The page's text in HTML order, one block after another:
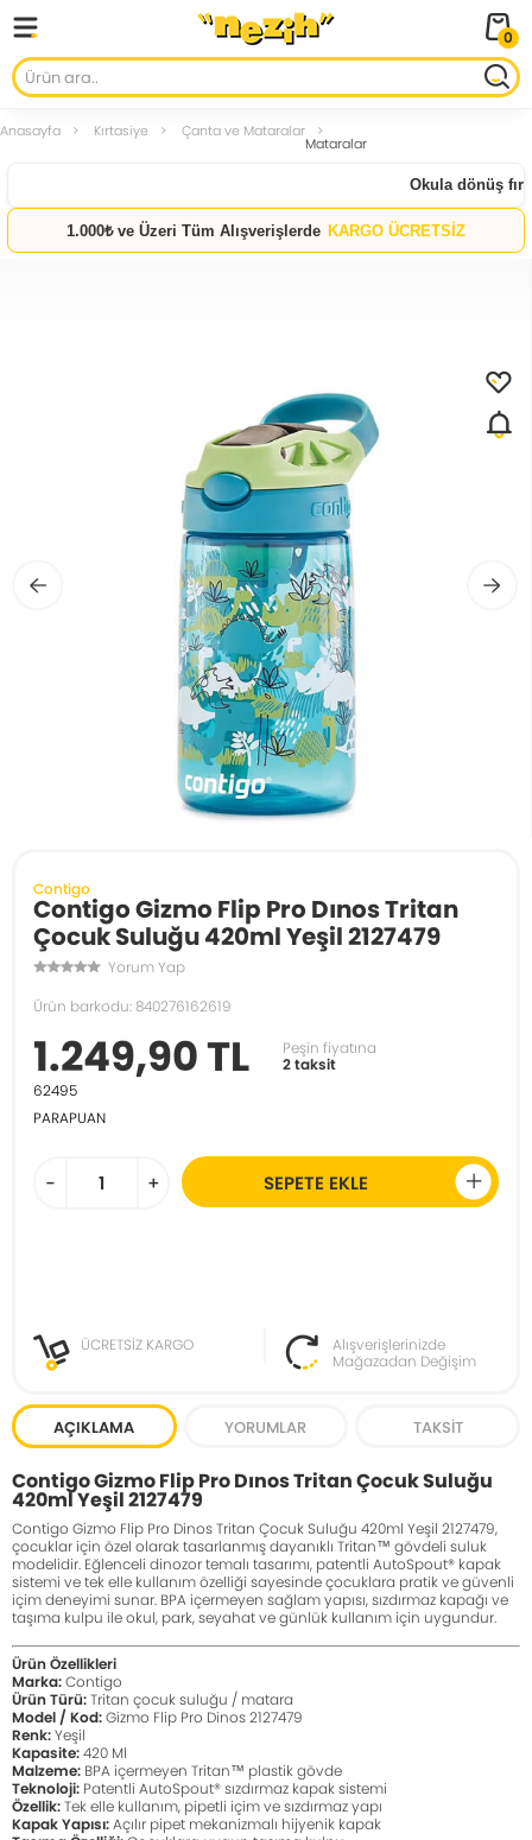
0
Anasayfa Kırtasiye Çanta ve Mataralar
Mataralar
Okula dönüş
1.000₺ ve Üzeri Tüm Alışverişlerde KARGO ÜCRETSİZ
Contigo
Contigo Gizmo Flip Pro Dınos Tritan
Çocuk Suluğu 420ml Yeşil 2127479
Yorum Yap
Ürün barkodu: 840276162619
1.249,90 TL
Peşin fiyatına
2 taksit
62495
PARAPUAN
- + SEPETE EKLE
ÜCRETSİZ KARGO
Alışverişlerinizde
Mağazadan Değişim
AÇIKLAMA YORUMLAR TAKSIT
Contigo Gizmo Flip Pro Dınos Tritan Çocuk Suluğu
420ml Yeşil 2127479
Contigo Gizmo Flip Pro Dinos Tritan Çocuk Suluğu 420ml Yeşil 2127479,
çocuklar için özel olarak tasarlanmış dayanıklı Tritan™ gövdeli suluk
modelidir. Eğlenceli dinozor temalı tasarımı, patentli AutoSpout® kapak
sistemi ve tek elle kullanım özelliği sayesinde çocuklara pratik ve güvenli
içim deneyimi sunar. BPA içermeyen sağlam yapısı, sızdırmaz kapağı ve
taşıma kulpu ile okul, park, seyahat ve günlük kullanım için uygundur.
Ürün Özellikleri
Marka:Contigo
Ürün Türü:Tritan çocuk suluğu / matara
Model / Kod:Gizmo Flip Pro Dinos 2127479
Renk:Yeşil
Kapasite:420 Ml
Malzeme: BPA içermeyen Tritan™ plastik gövde
Teknoloji: Patentli AutoSpout® sızdırmaz kapak sistemi
Özellik:Tek elle kullanım, pipetli içim ve sızdırmaz yapı
Kapak Yapısı:Açılır pipet mekanizmalı hijyenik kapak